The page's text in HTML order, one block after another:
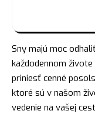
Sny majú moc
každodennom
priniesť cenné
ktoré sú v našom
vedenie na vašej